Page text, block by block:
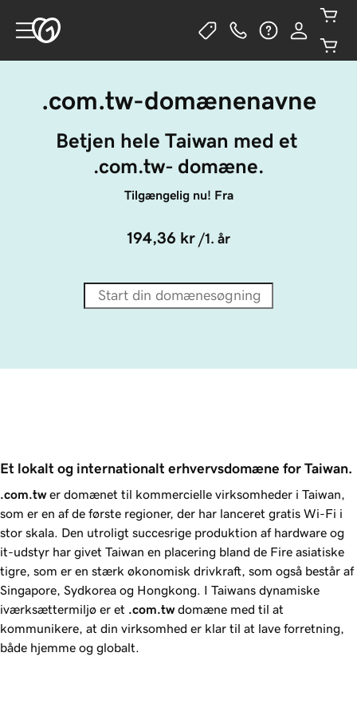
.com.tw-domænenavne
Betjen hele Taiwan med et
.com.tw- domæne.
Tilgængelig nu! Fra
194,36 kr /1. år
Et lokalt og internationalt erhvervsdomæne for Taiwan.
.com.twer domænet til kommercielle virksomheder i Taiwan,
som er en af de første regioner, der har lanceret gratis Wi-Fi i
stor skala. Den utroligt succesrige produktion af hardware og
it-udstyr har givet Taiwan en placering bland de Fire asiatiske
tigre, som er en stærk økonomisk drivkraft, som også består af
Singapore, Sydkorea og Hongkong. I Taiwans dynamiske
iværksættermiljø er et .com.twdomæne med til at
kommunikere, at din virksomhed er klar til at lave forretning,
både hjemme og globalt.